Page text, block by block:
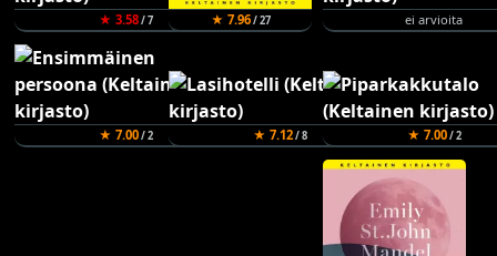
★ 3.58/ 7 ★ 7.96/ 27 ei arvioita
★ 7.00/ 2 ★ 7.12/ 8 ★ 7.00/ 2